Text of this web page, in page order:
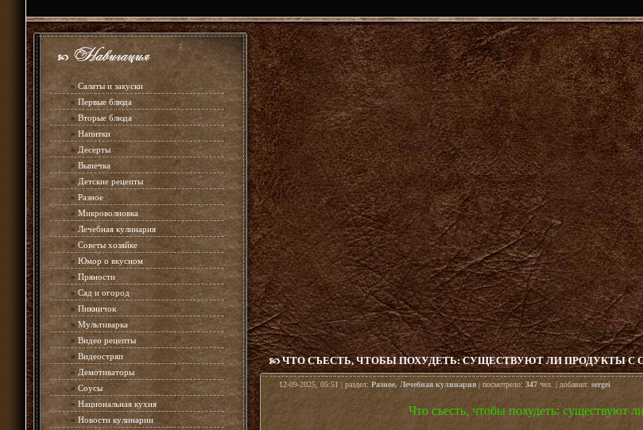
» Салаты и закуски
» Первые блюда
» Вторые блюда
» Напитки
»Десерты
» Выпечка
» Детские рецепты
» Разное
» Микроволновка
» Лечебная кулинария
» Советы хозяйке
» Юмор о вкусном
» Пряности
» Сад и огород
» Пикничок
» Мультиварка
» Видео рецепты
» Видеостряп
» Демотиваторы
» Соусы
» Национальная кухня
» Новости кулинарии
ЧТО СЪЕСТЬ, ЧТОБЫ ПОХУДЕТЬ: СУЩЕСТВУЮТ ЛИ ПРОДУКТЫ С
12-09-2025, 05:51 | раздел:Разное,Лечебная кулинария| посмотрело:347 чел. | добавил: sergei
Что съесть, чтобы похудеть: существуют